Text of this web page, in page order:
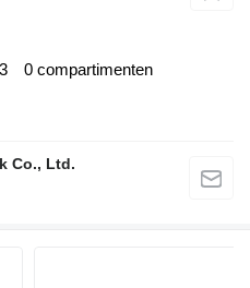
3 0 compartimenten
Co., Ltd.